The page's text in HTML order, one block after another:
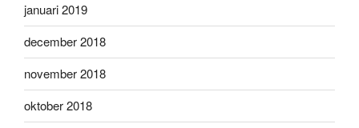
januari 2019
december 2018
november 2018
oktober 2018